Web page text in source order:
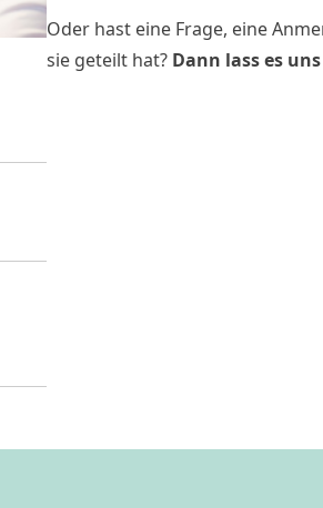
Oder hast eine Frage, eine
sie geteilt hat? Dann lass es